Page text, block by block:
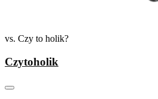
vs. Czy to holik?
Czytoholik